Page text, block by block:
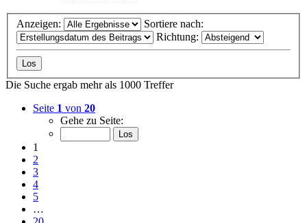
Anzeigen:
Sortiere nach:
Richtung:
Die Suche ergab mehr als 1000 Treffer
Seite 1 von 20
Gehe zu Seite:
1
2
3
4
5
…